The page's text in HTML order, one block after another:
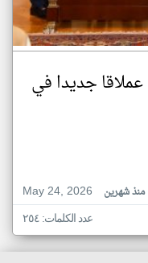
جديدا في
May 24, 2026
منذ شهرين
عدد الكلمات: ٢٥٤